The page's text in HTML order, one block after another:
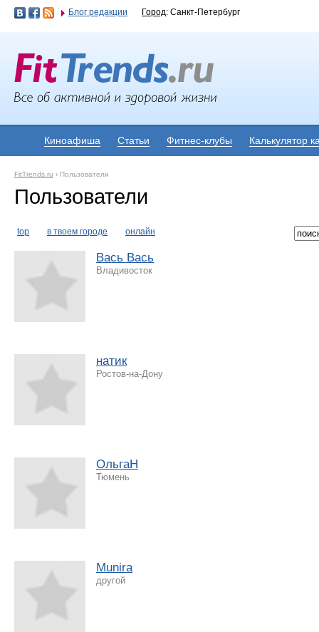
Блог редакции Город: Санкт-Петербург
Киноафиша Статьи Фитнес-клубы Калькулятор
FitTrends.ru › Пользователи
Пользователи
top в твоем городе онлайн
Вась Вась
Владивосток
натик
Ростов-на-Дону
ОльгаН
Тюмень
Munira
другой